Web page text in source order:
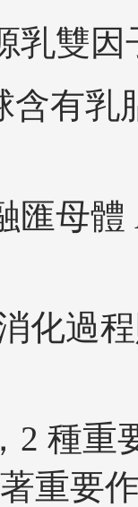
乳雙因
含有乳
匯母
化過
2 種重
重要